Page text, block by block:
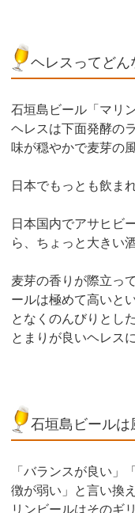
ヘレスってどん
石垣島ビール「マリ
ヘレスは下面発酵の
味が穏やかで麦芽の
日本でもっとも飲ま
日本国内でアサヒビ
ら、ちょっと大きい
麦芽の香りが際立っ
ールは極めて高いと
となくのんびりとし
とまりが良いヘレス
石垣島ビール
「バランスが良い」
徴が弱い」と言い換
リンビールはそのギ